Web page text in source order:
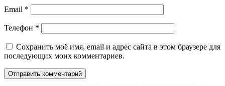
Email *
Телефон *
Сохранить моё имя, email и адрес сайта в этом браузере для
последующих моих комментариев.